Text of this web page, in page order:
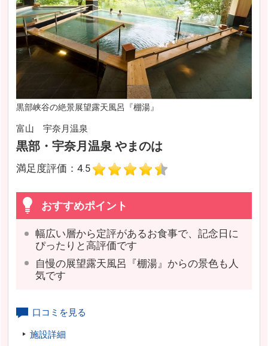
黒部峡谷の絶景展望露天風呂『棚湯』
富山 宇奈月温泉
黒部・宇奈月温泉 やまのは
満足度評価：4.5
おすすめポイント
幅広い層から定評があるお食事で、記念日に
ぴったりと高評価です
自慢の展望露天風呂『棚湯』からの景色も人
気です
口コミを見る
施設詳細